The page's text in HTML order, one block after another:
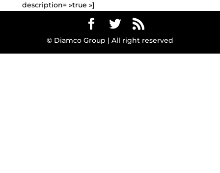
description= »true »]
© Diamco Group | All right reserved